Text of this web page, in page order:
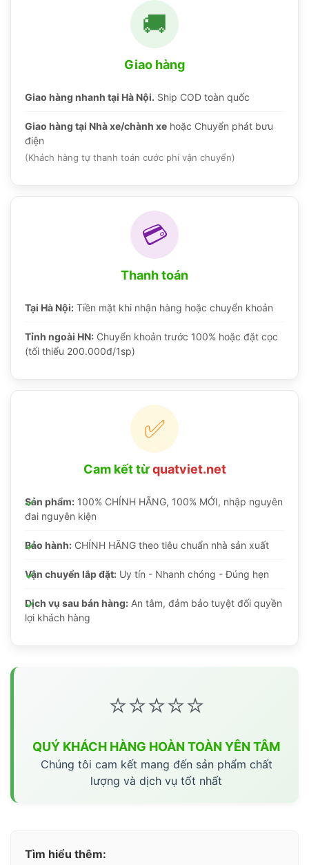
🚚
Giao hàng
Giao hàng nhanh tại Hà Nội. Ship COD toàn quốc
Giao hàng tại Nhà xe/chành xe hoặc Chuyển phát bưu
điện
(Khách hàng tự thanh toán cước phí vận chuyển)
💳
Thanh toán
Tại Hà Nội: Tiền mặt khi nhận hàng hoặc chuyển khoản
Tỉnh ngoài HN: Chuyển khoản trước 100% hoặc đặt cọc
(tối thiểu 200.000đ/1sp)
✅
Cam kết từquatviet.net
Sản phẩm: 100% CHÍNH HÃNG, 100% MỚI, nhập nguyên
đai nguyên kiện
Bảo hành: CHÍNH HÃNG theo tiêu chuẩn nhà sản xuất
Vận chuyển lắp đặt: Uy tín - Nhanh chóng - Đúng hẹn
Dịch vụ sau bán hàng: An tâm, đảm bảo tuyệt đối quyền
lợi khách hàng
⭐⭐⭐⭐⭐
QUÝ KHÁCH HÀNG HOÀN TOÀN YÊN TÂM
Chúng tôi cam kết mang đến sản phẩm chất
lượng và dịch vụ tốt nhất
Tìm hiểu thêm: